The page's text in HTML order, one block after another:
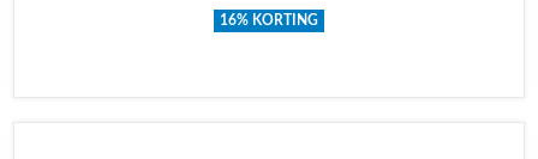
16% KORTING